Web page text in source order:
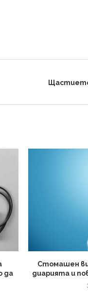
да
Стомашен
диарията и